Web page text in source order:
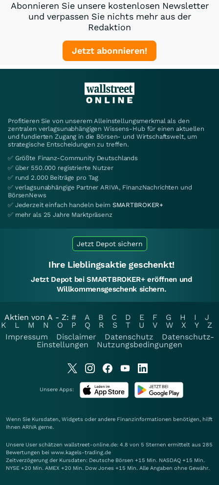
Abonnieren Sie unsere kostenlosen Newsletter
und verpassen Sie nichts mehr aus der
Redaktion
Jetzt abonnieren!
Profitieren Sie von unserem Alleinstellungsmerkmal als den
zentralen verlagsunabhängigen Wissens-Hub für einen aktuellen
und fundierten Zugang in die Börsen- und Wirtschaftswelt, um
strategische Entscheidungen zu treffen.
✅ Größte Finanz-Community Deutschlands
✅ über 550.000 registrierte Nutzer
✅ rund 2.000 Beiträge pro Tag
✅ verlagsunabhängige Partner ARIVA, FinanzNachrichten und
BörsenNews
✅ Jederzeit einfach handeln beim SMARTBROKER+
✅ mehr als 25 Jahre Marktpräsenz
Jetzt Depot sichern
Ihre Lieblingsaktie geschenkt!
Jetzt Depot bei SMARTBROKER+ eröffnen und
Willkommensgeschenk sichern.
Aktien von A - Z: # A B C D E F G H I
J
K
L M N O P Q R S T U V W X Y
Z
Impressum
Disclaimer Datenschutz
Datenschutz-
Einstellungen
Nutzungsbedingungen
Unsere Apps:
Wenn Sie Kursdaten, Widgets oder andere Finanzinformationen benötigen, hilft
Ihnen ARIVA gerne.
Unsere User schätzen wallstreet-online.de: 4.8 von 5 Sternen ermittelt aus 285
Bewertungen bei www.kagels-trading.de
Zeitverzögerung der Kursdaten: Deutsche Börsen +15 Min. NASDAQ +15 Min.
NYSE +20 Min. AMEX +20 Min. Dow Jones +15 Min. Alle Angaben ohne Gewähr.